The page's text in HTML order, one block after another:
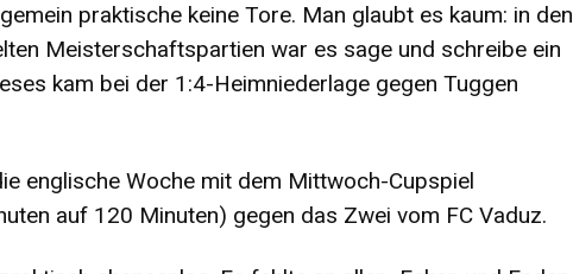
praktische keine Tore. Man glaubt es kaum: in den
Meisterschaftspartien war es sage und schreibe ein
kam bei der 1:4-Heimniederlage gegen Tuggen
englische Woche mit dem Mittwoch-Cupspiel
auf 120 Minuten) gegen das Zwei vom FC Vaduz.